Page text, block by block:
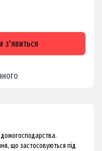
з'явиться
що застосовуються під